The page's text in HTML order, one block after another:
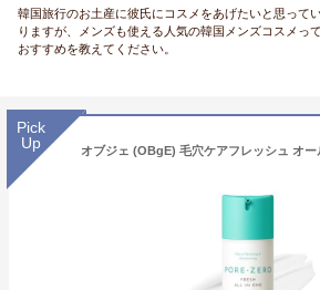
韓国旅行のお土産に彼氏にコスメをあげたいと思って
りますが、メンズも使える人気の韓国メンズコスメっ
おすすめを教えてください。
Pick
Up